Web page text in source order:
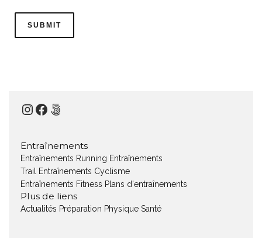
Instagram
Facebook
500px
Entraînements
Entraînements Running Entraînements
Trail
Entraînements Cyclisme
Entraînements Fitness Plans d'entraînements
Plus de liens
Actualités Préparation Physique Santé